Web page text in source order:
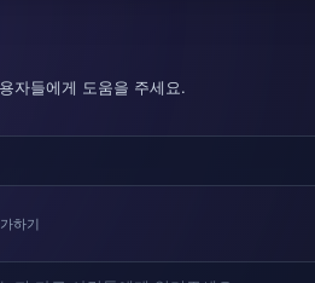
자들에게 도움을 주세요.
하기